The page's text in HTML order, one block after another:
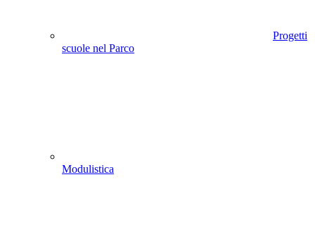
Progetti
scuole nel Parco
Modulistica